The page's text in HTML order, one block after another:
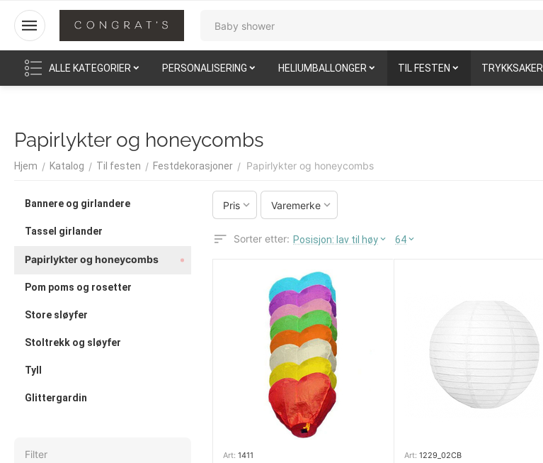
ALLE KATEGORIER PERSONALISERING HELIUMBALLONGER TIL FESTEN TRYKKSAKER
Papirlykter og honeycombs
Hjem / Katalog / Til festen / Festdekorasjoner / Papirlykter og honeycombs
Pris Varemerke
Sorter etter: Posisjon: lav til høy 64
Art: 1411 Art: 1229_02CB
Bannere og girlandere
Tassel girlander
Papirlykter og honeycombs
Pom poms og rosetter
Store sløyfer
Stoltrekk og sløyfer
Tyll
Glittergardin
Filter